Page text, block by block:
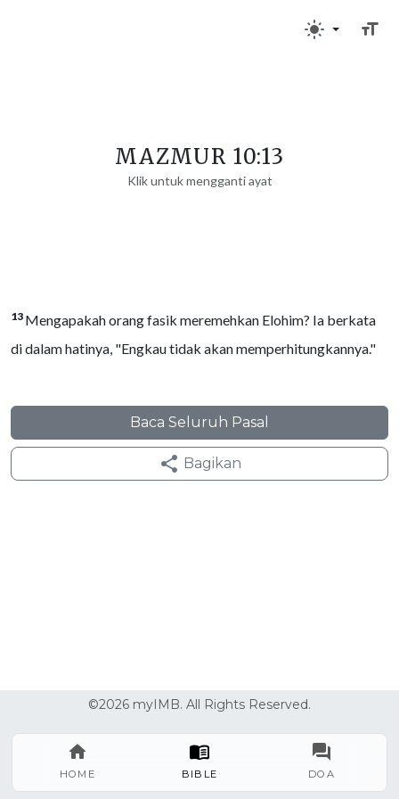
HOME BIBLE DOA
MAZMUR 10:13
Klik untuk mengganti ayat
13 Mengapakah orang fasik meremehkan Elohim? Ia berkata
di dalam hatinya, "Engkau tidak akan memperhitungkannya."
Baca Seluruh Pasal
Bagikan
©2026 myIMB. All Rights Reserved.